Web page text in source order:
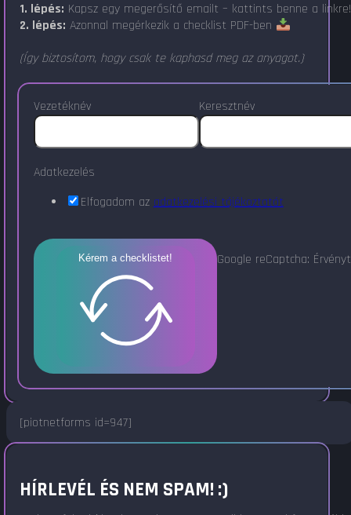
1. lépés: Kapsz egy megerősítő emailt – kattints benne a linkre!
2. lépés: Azonnal megérkezik a checklist PDF-ben
(Így biztosítom, hogy csak te kaphasd meg az anyagot.)
Vezetéknév Keresztnév
Adatkezelés
Elfogadom az adatkezelési tájékoztatót
Kérem a checklistet! Google reCaptcha:
[piotnetforms id=947]
HÍRLEVÉL ÉS NEM SPAM! :)